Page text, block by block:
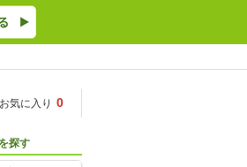
お気に入り 0
探す